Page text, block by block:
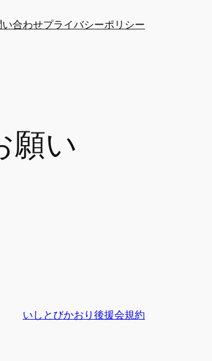
い合わせプライバシーポリシー
願い
いしとびかおり後援会規約